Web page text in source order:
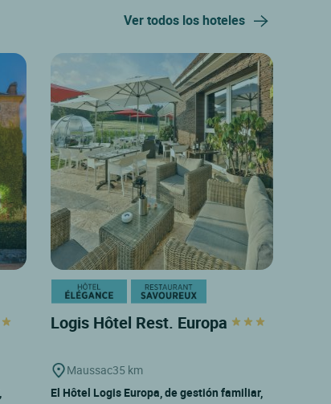
Ver todos los hoteles
Logis Hôtel Rest. Europa
Maussac35 km
El Hôtel Logis Europa, de gestión familiar,